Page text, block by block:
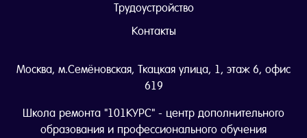
Трудоустройство
Контакты
Москва, м.Семёновская, Ткацкая улица, 1, этаж 6, офис
619
Школа ремонта "101КУРС" - центр дополнительного
образования и профессионального обучения